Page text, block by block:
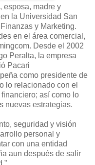
esposa, madre y
la Universidad San
y Marketing.
en el área comercial,
Desde el 2002
Peralta, la empresa
Pacari
como presidente de
lo relacionado con el
así como lo
nuevas estrategias.
seguridad y visión
personal y
con una entidad
aun después de salir